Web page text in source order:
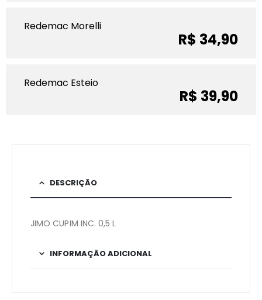
Redemac Morelli
R$ 34,90
Redemac Esteio
R$ 39,90
DESCRIÇÃO
JIMO CUPIM INC. 0,5 L
INFORMAÇÃO ADICIONAL